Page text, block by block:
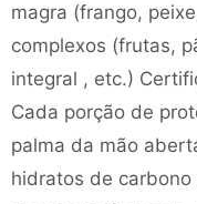
magra (frango,
complexos (frutas,
integral , etc.)
Cada porção de
palma da mão
hidratos de